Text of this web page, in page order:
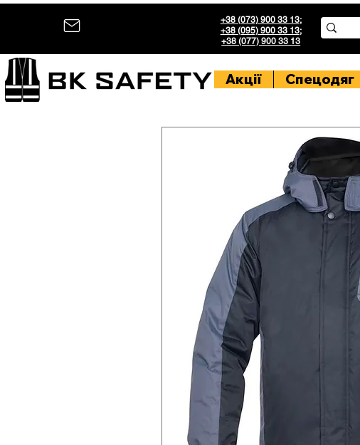
+38 (073) 900 33 13;
+38 (095) 900 33 13;
+38 (077) 900 33 13
Акції Спецодяг